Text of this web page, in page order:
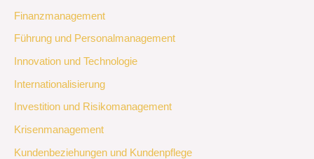
Finanzmanagement
Führung und Personalmanagement
Innovation und Technologie
Internationalisierung
Investition und Risikomanagement
Krisenmanagement
Kundenbeziehungen und Kundenpflege